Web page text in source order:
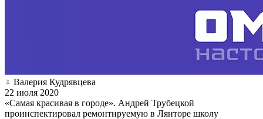
Валерия Кудрявцева
22 июля 2020
«Самая красивая в городе». Андрей Трубецкой
проинспектировал ремонтируемую в Лянторе школу